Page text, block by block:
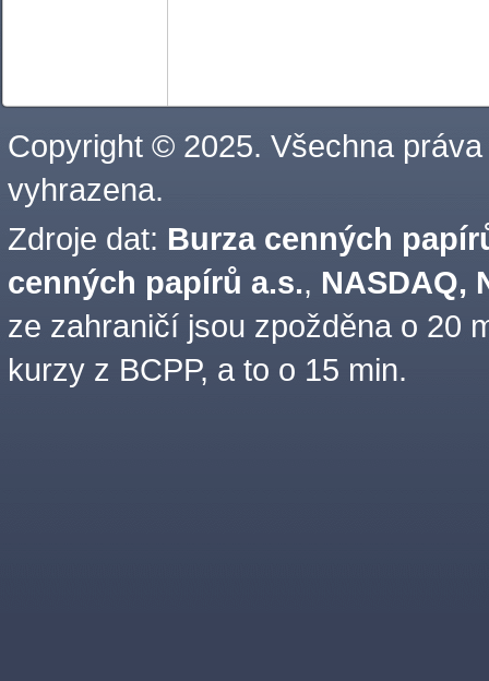
Copyright © 2025. Všechna práva
vyhrazena.
Zdroje dat: Burza cenných
cenných papírů a.s., NASDAQ,
ze zahraničí jsou zpožděna o 20
kurzy z BCPP, a to o 15 min.